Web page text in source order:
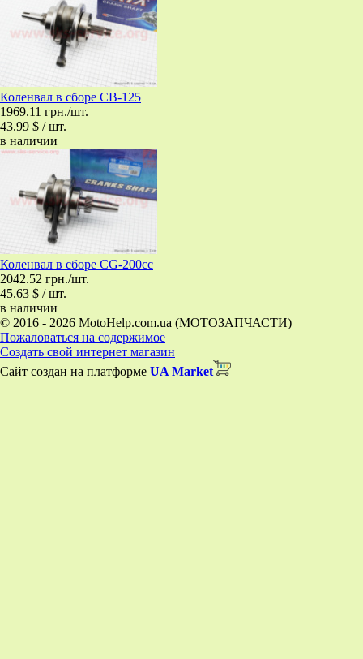
Коленвал в сборе CB-125
1969.11 грн./шт.
43.99 $ / шт.
в наличии
Коленвал в сборе CG-200сс
2042.52 грн./шт.
45.63 $ / шт.
в наличии
© 2016 - 2026 MotoHelp.com.ua (МОТОЗАПЧАСТИ)
Пожаловаться на содержимое
Создать свой интернет магазин
Сайт создан на платформе UA Market